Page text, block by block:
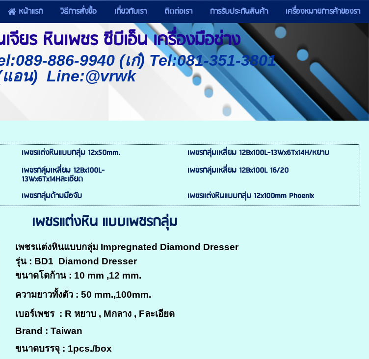
หน้าแรก วิธีการสั่งซื้อ เกี่ยวกับเรา ติดต่อเรา การรับประกันสินค้า เครื่องหมายการค้าของรา
จียร หินเพชร ซีบีเอ็น เครื่องมือช่าง
886-9940 (เก๋) Tel:081-351-3801
อน) Line:@vrwk
เพชรแต่งหินแบบกลุ่ม 12x50mm.
เพชรกลุ่มเหลี่ยม 12Bx100L-13Wx6Tx14H/หยาบ
เพชรกลุ่มเหลี่ยม 12Bx100L-
13Wx6Tx14Hละเอียด
เพชรกลุ่มเหลี่ยม 12Bx100L 16/20
เพชรกลุ่มด้ามมือจับ เพชรแต่งหินแบบกลุ่ม 12x100mm Phoenix
เพชรแต่งหิน แบบเพชรกลุ่ม
เพชรแต่งหินแบบกลุ่ม Impregnated Diamond Dresser
รุ่น : BD1 Diamond Dresser
ขนาดโตก้าน : 10 mm ,12 mm.
ความยาวทั้งตัว : 50 mm.,100mm.
เบอร์เพชร : R หยาบ , Mกลาง , Fละเอียด
Brand : Taiwan
ขนาดบรรจุ : 1pcs./box